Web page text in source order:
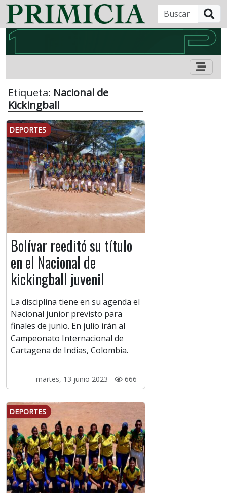
Etiqueta: Nacional de
Kickingball
DEPORTES
Bolívar reeditó su título
en el Nacional de
kickingball juvenil
La disciplina tiene en su agenda el
Nacional junior previsto para
finales de junio. En julio irán al
Campeonato Internacional de
Cartagena de Indias, Colombia.
martes, 13 junio 2023 - 666
DEPORTES